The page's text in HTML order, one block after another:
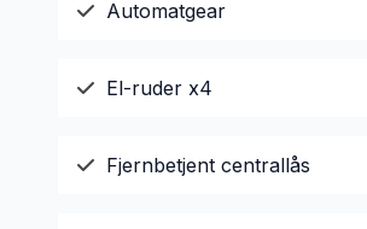
Automatgear
El-ruder x4
Fjernbetjent centrallås